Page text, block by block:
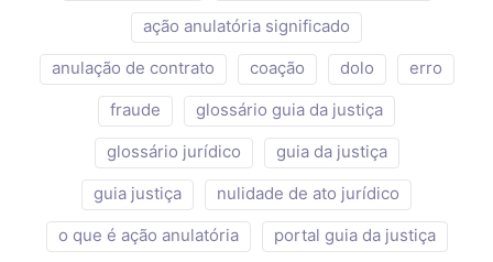
ação anulatória significado
anulação de contrato
coação dolo
erro
fraude
glossário guia da justiça
glossário jurídico
guia da justiça
guia justiça
nulidade de ato jurídico
o que é ação anulatória
portal guia da justiça